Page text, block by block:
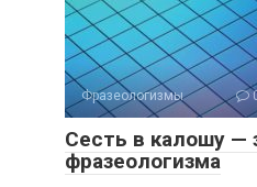
Фразеологизмы
Сесть в калошу —
фразеологизма